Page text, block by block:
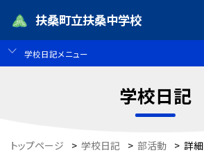
扶桑町立扶桑中学校
学校日記メニュー
学校日記
トップページ > 学校日記 > 部活動 > 詳細